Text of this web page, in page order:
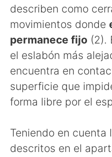
describen como
movimientos donde
permanece fijo (2).
el eslabón más
encuentra en
superficie que
forma libre por el
Teniendo en cuenta
descritos en el